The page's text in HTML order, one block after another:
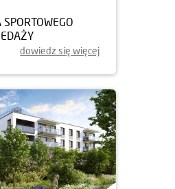
dowiedz się więcej